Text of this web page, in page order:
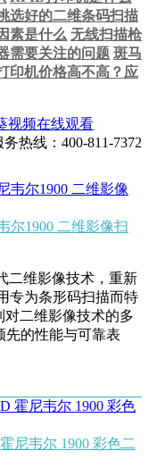
选好的二维条码扫描
素是什么 无线扫描枪
需要关注的问题 斑马
机价格高不高？应
视频在线观看
务热线：400-811-7372
尔1900 二维影像扫
维影像技术，重新
用专为条形码扫描而特
对二维影像技术的多
先的性能与可靠表
尼韦尔 1900 彩色二